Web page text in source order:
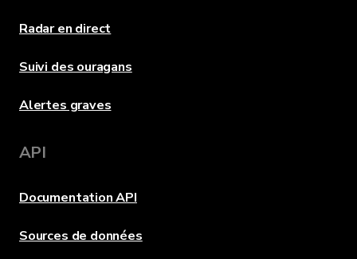
Radar en direct
Suivi des ouragans
Alertes graves
API
Documentation API
Sources de données